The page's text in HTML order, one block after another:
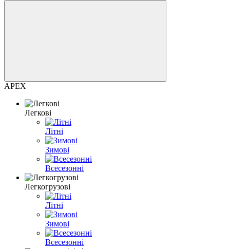
APEX
Легкові
Літні
Зимові
Всесезонні
Легкогрузові
Літні
Зимові
Всесезонні